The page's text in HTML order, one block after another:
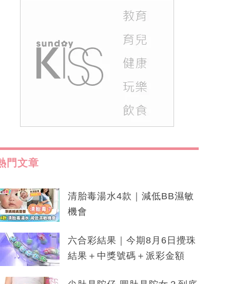
門文章
清胎毒湯水4款｜減低BB濕敏
機會
六合彩結果｜今期8月6日攪珠
結果＋中獎號碼＋派彩金額